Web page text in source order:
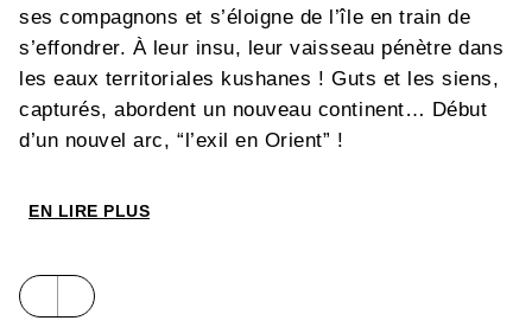
ses compagnons et s’éloigne de l’île en train de
s’effondrer. À leur insu, leur vaisseau pénètre dans
les eaux territoriales kushanes ! Guts et les siens,
capturés, abordent un nouveau continent… Début
d’un nouvel arc, “l’exil en Orient” !
EN LIRE PLUS